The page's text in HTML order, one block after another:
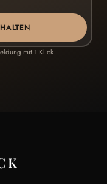
mit 1 Klick